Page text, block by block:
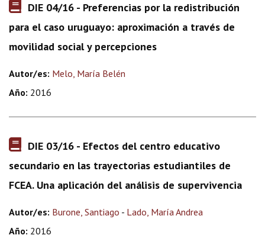
DIE 04/16 - Preferencias por la redistribución
para el caso uruguayo: aproximación a través de
movilidad social y percepciones
Autor/es: Melo, María Belén
Año: 2016
DIE 03/16 - Efectos del centro educativo
secundario en las trayectorias estudiantiles de
FCEA. Una aplicación del análisis de supervivencia
Autor/es: Burone, Santiago - Lado, María Andrea
Año: 2016